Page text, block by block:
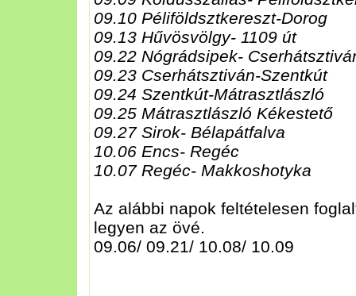
09.10 Péliföldsztkereszt-Dorog
09.13 Hűvösvölgy- 1109 út
09.22 Nógrádsipek-
09.23 Cserhátsztiván-Szentkút
09.24 Szentkút-Mátrasztlászló
09.25 Mátrasztlászló Kékestető
09.27 Sirok- Bélapátfalva
10.06 Encs- Regéc
10.07 Regéc- Makkoshotyka
Az alábbi napok feltételesen
legyen az övé.
09.06/ 09.21/ 10.08/ 10.09